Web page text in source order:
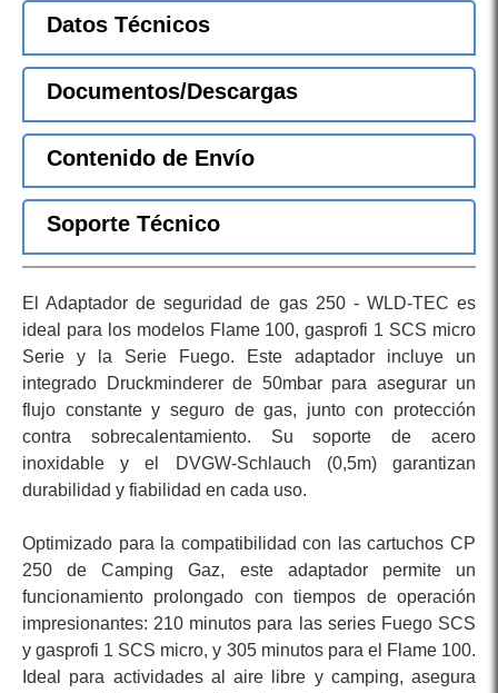
Datos Técnicos
Documentos/Descargas
Contenido de Envío
Soporte Técnico
El Adaptador de seguridad de gas 250 - WLD-TEC es
ideal para los modelos Flame 100, gasprofi 1 SCS micro
Serie y la Serie Fuego. Este adaptador incluye un
integrado Druckminderer de 50mbar para asegurar un
flujo constante y seguro de gas, junto con protección
contra sobrecalentamiento. Su soporte de acero
inoxidable y el DVGW-Schlauch (0,5m) garantizan
durabilidad y fiabilidad en cada uso.
Optimizado para la compatibilidad con las cartuchos CP
250 de Camping Gaz, este adaptador permite un
funcionamiento prolongado con tiempos de operación
impresionantes: 210 minutos para las series Fuego SCS
y gasprofi 1 SCS micro, y 305 minutos para el Flame 100.
Ideal para actividades al aire libre y camping, asegura